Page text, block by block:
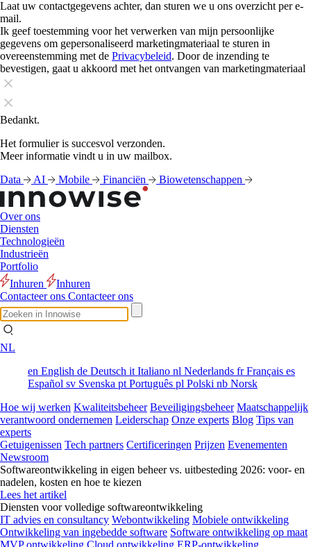
Laat uw contactgegevens achter, dan sturen we u ons overzicht per e-
mail.
Ik geef toestemming voor het verwerken van mijn persoonlijke
gegevens om gepersonaliseerd marketingmateriaal te sturen in
overeenstemming met de Privacybeleid. Door de inzending te
bevestigen, gaat u akkoord met het ontvangen van marketingmateriaal
Bedankt.
Het formulier is succesvol verzonden.
Meer informatie vindt u in uw mailbox.
Data
AI Mobile Financiën Biowetenschappen
Over ons
Diensten
Technologieën
Industrieën
Portfolio
Inhuren
Inhuren
Contacteer ons Contacteer ons
NL
en English de Deutsch it Italiano nl Nederlands frFrançais es
Español sv Svenska pt Português pl Polski nb Norsk
Hoe wij werken Kwaliteitsbeheer Beveiligingsbeheer Maatschappelijk
verantwoord ondernemen Leiderschap Onze experts Blog Tips van
experts
Getuigenissen Tech partners Certificeringen Prijzen Evenementen
Newsroom
Softwareontwikkeling in eigen beheer vs. uitbesteding 2026: voor- en
nadelen, kosten en hoe te kiezen
Lees het artikel
Diensten voor volledige softwareontwikkeling
IT advies en consultancy Webontwikkeling Mobiele ontwikkeling
Ontwikkeling van ingebedde software Software ontwikkeling op maat
MVP ontwikkeling Cloud ontwikkeling ERP-ontwikkeling